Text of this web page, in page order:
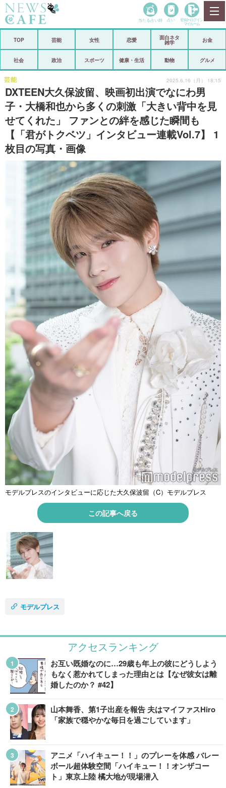
政治
芸能 スポーツ
恋愛 ビックリ
コメントポスト アリ／ナシ
登録・ログイン/マイルーム
当たる占い師 占い 登録• ログイン
マイルーム
TOP 芸能 女性 恋愛
面白ネタ
雑学
お金
社会 政治 スポーツ 健康・生活 動物 グルメ
DXTEEN大久保波留、映画初出演でなにわ男
子・大橋和也から多くの刺激「大きい背中を見
せてくれた」 ファンとの絆を感じた瞬間も
【「君がトクベツ」インタビュー連載Vol.7】 1
枚目の写真・画像
芸能 2025.6.16（月） 18:15
モデルプレスのインタビューに応じた大久保波留（C）モデルプレス
この記事へ戻る
モデルプレス
アクセスランキング
お互い既婚なのに…29歳も年上の彼にどうしよう
もなく惹かれてしまった理由とは【なぜ彼女は離
婚したのか？ #42】
山本舞香、第1子出産を報告 夫はマイファスHiro
「家族で穏やかな毎日を過ごしています」
アニメ「ハイキュー！！」のプレーを体感 バレー
ボール超体験空間「ハイキュー！！オンザコー
ト」東京上陸 橘大地が現場潜入